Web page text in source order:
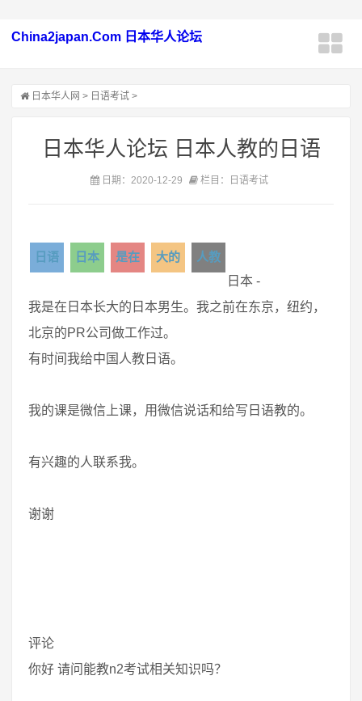
China2japan.Com 日本华人论坛
日本华人网 > 日语考试 >
日本华人论坛 日本人教的日语
日期：2020-12-29 栏目：日语考试
日语 日本 是在 大的
人教
日本 -
我是在日本长大的日本男生。我之前在东京，纽约，
北京的PR公司做工作过。
有时间我给中国人教日语。
我的课是微信上课，用微信说话和给写日语教的。
有兴趣的人联系我。
谢谢
评论
你好 请问能教n2考试相关知识吗？